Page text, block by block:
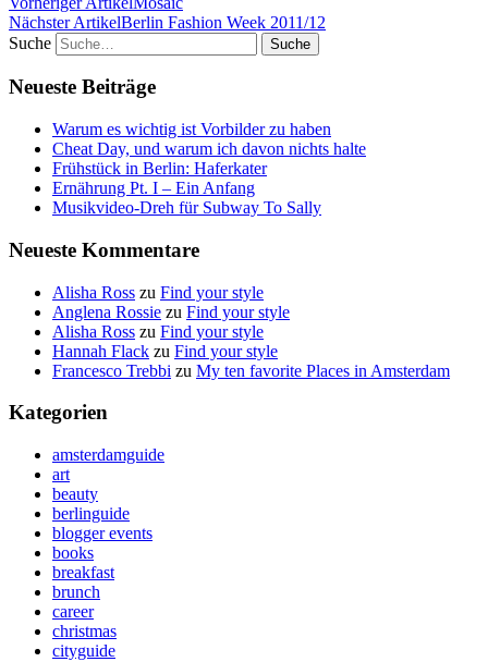
Nächster ArtikelBerlin Fashion Week 2011/12
Suche
Neueste Beiträge
Warum es wichtig ist Vorbilder zu haben
Cheat Day, und warum ich davon nichts halte
Frühstück in Berlin: Haferkater
Ernährung Pt. I – Ein Anfang
Musikvideo-Dreh für Subway To Sally
Neueste Kommentare
Alisha Ross zu Find your style
Anglena Rossie zu Find your style
Alisha Ross zu Find your style
Hannah Flack zu Find your style
Francesco Trebbi zu My ten favorite Places in Amsterdam
Kategorien
amsterdamguide
art
beauty
berlinguide
blogger events
books
breakfast
brunch
career
christmas
cityguide